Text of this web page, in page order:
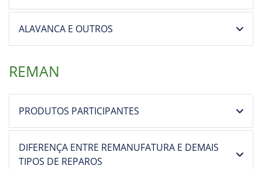
ALAVANCA E OUTROS
REMAN
PRODUTOS PARTICIPANTES
DIFERENÇA ENTRE REMANUFATURA E DEMAIS
TIPOS DE REPAROS